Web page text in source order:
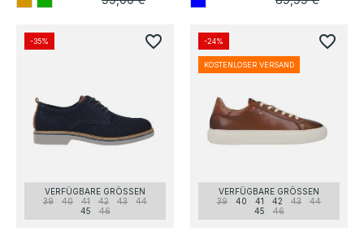
VERFÜGBARE GRÖSSEN
39
40 41 42 43
44
45
46
-35% favorite_border
VERFÜGBARE GRÖSSEN
39
40 41 42 43
44
45
46
-24%
KOSTENLOSER VERSAND
favorite_border